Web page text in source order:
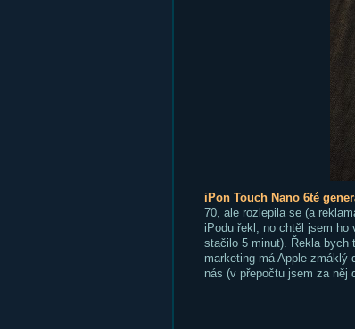
iPon Touch Nano 6té
70, ale rozlepila se (a
iPodu řekl, no chtěl jsem
stačilo 5 minut). Řekla bych
marketing má Apple
nás (v přepočtu jsem za něj